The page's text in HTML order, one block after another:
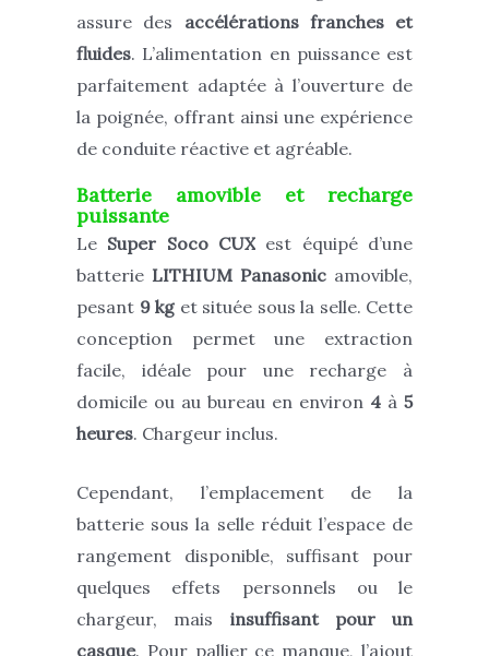
assure des accélérations franches et
fluides. L’alimentation en puissance est
parfaitement adaptée à l’ouverture de
la poignée, offrant ainsi une expérience
de conduite réactive et agréable.
Batterie amovible et recharge
puissante
Le Super Soco CUX est équipé d’une
batterie LITHIUM Panasonic amovible,
pesant 9 kg et située sous la selle. Cette
conception permet une extraction
facile, idéale pour une recharge à
domicile ou au bureau en environ 4 à 5
heures. Chargeur inclus.
Cependant, l’emplacement de la
batterie sous la selle réduit l’espace de
rangement disponible, suffisant pour
quelques effets personnels ou le
chargeur, mais insuffisant pour un
casque. Pour pallier ce manque, l’ajout